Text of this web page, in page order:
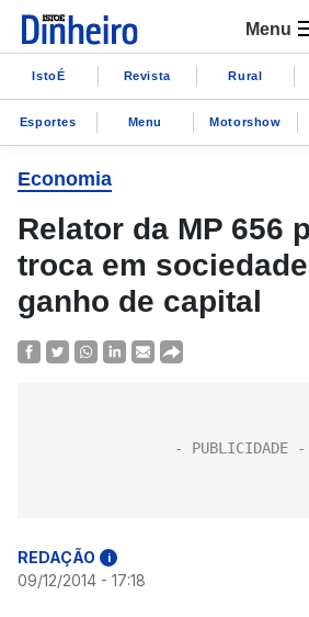
Menu
IstoÉ Revista Rural
Esportes Menu Motorshow
Economia
Relator da MP 656
troca em
ganho de capital
REDAÇÃO i
09/12/2014 - 17:18